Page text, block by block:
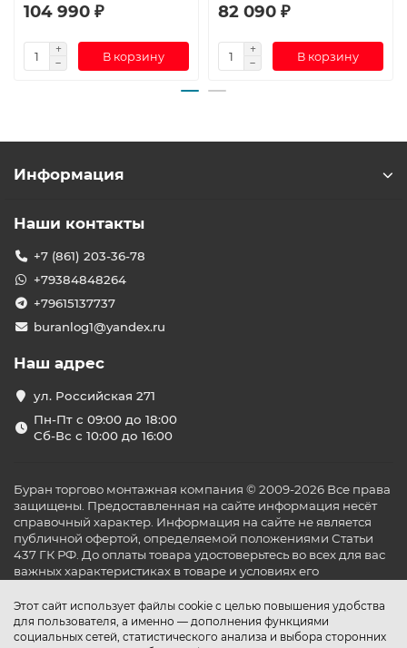
104 990 ₽
В корзину
82 090 ₽
В корзину
Этот сайт использует файлы cookie с целью повышения удобства
для пользователя, а именно — дополнения функциями
социальных сетей, статистического анализа и выбора сторонних
Информация
Наши контакты
+7 (861) 203-36-78
+79384848264
+79615137737
buranlog1@yandex.ru
Наш адрес
ул. Российская 271
Пн-Пт с 09:00 до 18:00
Сб-Вс с 10:00 до 16:00
Буран торгово монтажная компания © 2009-2026 Все права
защищены. Предоставленная на сайте информация несёт
справочный характер. Информация на сайте не является
публичной офертой, определяемой положениями Статьи
437 ГК РФ. До оплаты товара удостоверьтесь во всех для вас
важных характеристиках в товаре и условиях его